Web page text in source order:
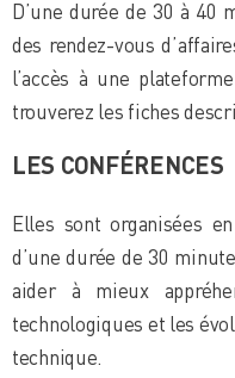
D’une durée de 30 à 40
des rendez-vous
l’accès à une
trouverez les fiches
LES CONFÉRENCES
Elles sont organisées
d’une durée de 30
aider à mieux
technologiques et les
technique.